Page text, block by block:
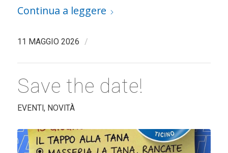
Continua a leggere
11 MAGGIO 2026 /
Save the date!
EVENTI, NOVITÀ